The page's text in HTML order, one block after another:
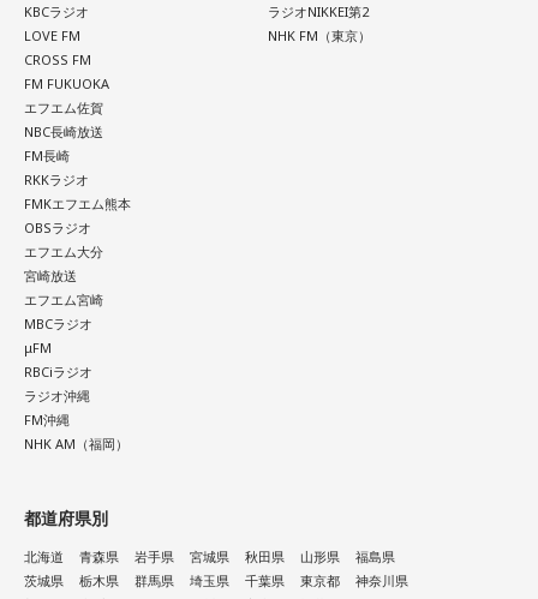
KBCラジオ
LOVE FM
CROSS FM
FM FUKUOKA
エフエム佐賀
NBC長崎放送
FM長崎
RKKラジオ
FMKエフエム熊本
OBSラジオ
エフエム大分
宮崎放送
エフエム宮崎
MBCラジオ
μFM
RBCiラジオ
ラジオ沖縄
FM沖縄
NHK AM（福岡）
ラジオNIKKEI第2
NHK FM（東京）
都道府県別
北海道 青森県 岩手県 宮城県 秋田県 山形県
福島県
茨城県
栃木県 群馬県 埼玉県 千葉県 東京都
神奈川県